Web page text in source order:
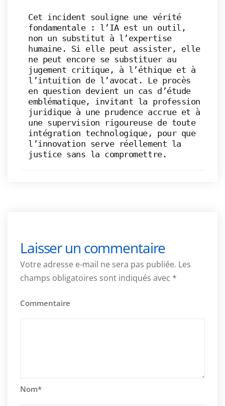
Cet incident souligne une vérité
fondamentale : l’IA est un outil,
non un substitut à l’expertise
humaine. Si elle peut assister, elle
ne peut encore se substituer au
jugement critique, à l’éthique et à
l’intuition de l’avocat. Le procès
en question devient un cas d’étude
emblématique, invitant la profession
juridique à une prudence accrue et à
une supervision rigoureuse de toute
intégration technologique, pour que
l’innovation serve réellement la
justice sans la compromettre.
Laisser un commentaire
Votre adresse e-mail ne sera pas publiée. Les
champs obligatoires sont indiqués avec *
Commentaire
Nom*